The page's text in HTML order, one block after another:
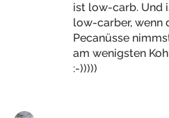
ist low-carb. Und
low-carber, wenn
Pecanüsse
am wenigsten
:-)))))